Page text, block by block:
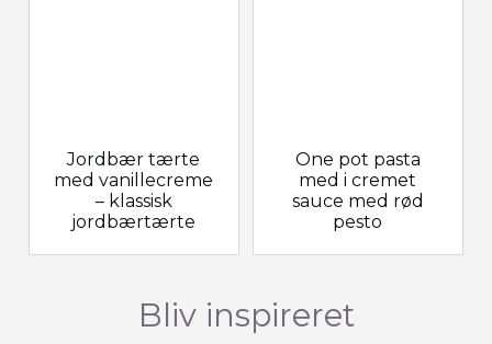
Jordbær tærte
med vanillecreme
– klassisk
jordbærtærte
One pot pasta
med i cremet
sauce med rød
pesto
Bliv inspireret